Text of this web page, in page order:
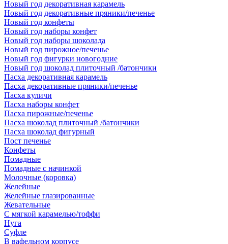
Новый год декоративная карамель
Новый год декоративные пряники/печенье
Новый год конфеты
Новый год наборы конфет
Новый год наборы шоколада
Новый год пирожное/печенье
Новый год фигурки новогодние
Новый год шоколад плиточный /батончики
Пасха декоративная карамель
Пасха декоративные пряники/печенье
Пасха куличи
Пасха наборы конфет
Пасха пирожные/печенье
Пасха шоколад плиточный /батончики
Пасха шоколад фигурный
Пост печенье
Конфеты
Помадные
Помадные с начинкой
Молочные (коровка)
Желейные
Желейные глазированные
Жевательные
С мягкой карамелью/тоффи
Нуга
Суфле
В вафельном корпусе